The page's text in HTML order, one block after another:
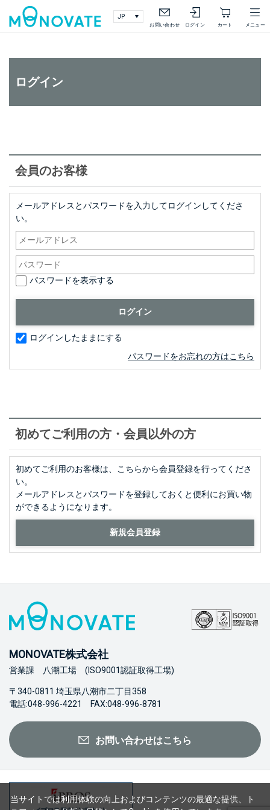
お問い合わせ ログイン カート メニュー
検索 詳細検索
ログイン
会員のお客様
メールアドレスとパスワードを入力してログインしてくださ
い。
パスワードを表示する
ログインしたままにする
パスワードをお忘れの方はこちら
初めてご利用の方・会員以外の方
初めてご利用のお客様は、こちらから会員登録を行ってくださ
い。
メールアドレスとパスワードを登録しておくと便利にお買い物
ができるようになります。
MONOVATE株式会社
営業課 八潮工場 (ISO9001認証取得工場)
〒340-0811 埼玉県八潮市二丁目358
電話:048-996-4221 FAX:048-996-8781
お問い合わせはこちら
当サイトでは利用体験の向上およびコンテンツの最適な提供、ト